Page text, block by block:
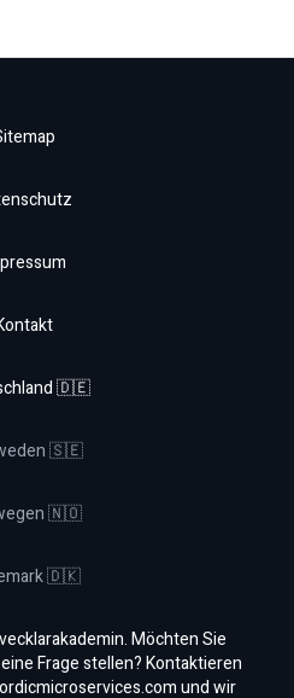
🇩🇪
🇸🇪
🇳🇴
🇩🇰
Möchten Sie
Frage stellen? Kontaktieren
und wir